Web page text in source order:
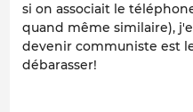
si on associait le
quand même similaire),
devenir communiste est
débarasser!